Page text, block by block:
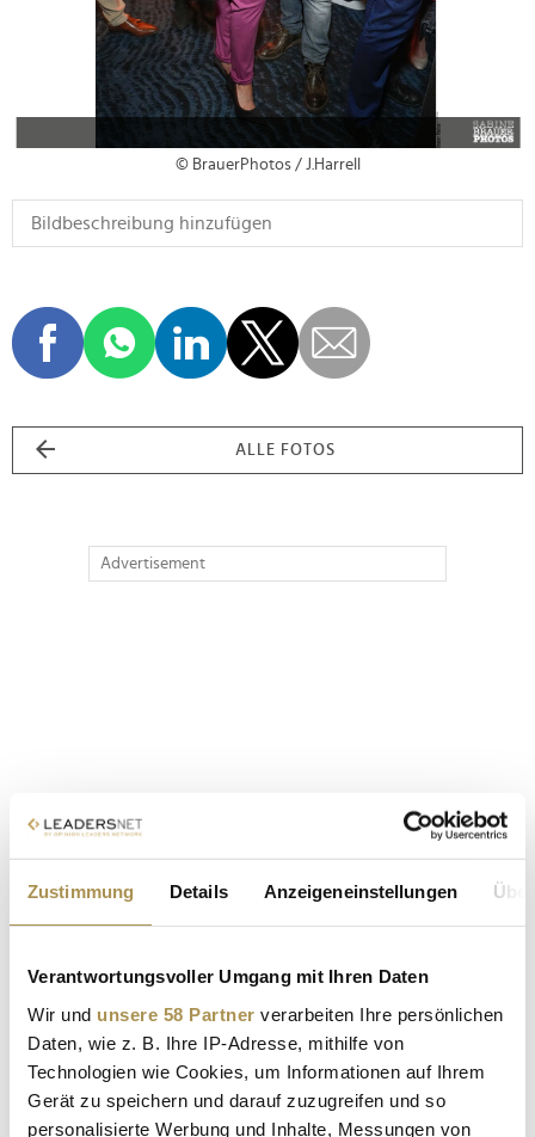
Zustimmung Details Anzeigeneinstellungen
Verantwortungsvoller Umgang mit Ihren Daten
Wir und unsere 58 Partner verarbeiten Ihre persönlichen
Daten, wie z. B. Ihre IP-Adresse, mithilfe von
Technologien wie Cookies, um Informationen auf Ihrem
Gerät zu speichern und darauf zuzugreifen und so
personalisierte Werbung und Inhalte, Messungen von
© BrauerPhotos / J.Harrell
ALLE FOTOS
Advertisement